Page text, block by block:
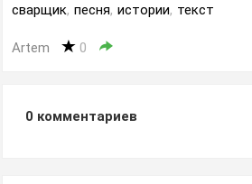
сварщик, песня, истории, текст
Artem 0
0 комментариев